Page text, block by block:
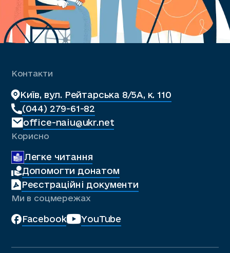
Контакти
Київ, вул. Рейтарська 8/5А, к. 110
(044) 279-61-82
office-naiu@ukr.net
Корисно
Легке читання
Допомогти донатом
Реєстраційні документи
Ми в соцмережах
Facebook YouTube